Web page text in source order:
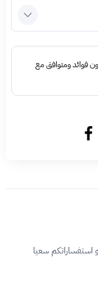
فوائد ومتوافق مع
استفساراتكم سعيا